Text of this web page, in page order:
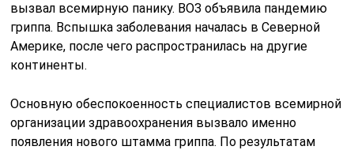
вызвал всемирную панику. ВОЗ объявила пандемию
гриппа. Вспышка заболевания началась в Северной
Америке, после чего распространилась на другие
континенты.
Основную обеспокоенность специалистов всемирной
организации здравоохранения вызвало именно
появления нового штамма гриппа. По результатам